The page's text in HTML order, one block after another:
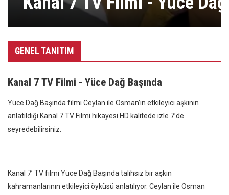
GENEL TANITIM
Kanal 7 TV Filmi - Yüce Dağ Başında
Yüce Dağ Başında filmi Ceylan ile Osman’ın etkileyici aşkının
anlatıldığı Kanal 7 TV Filmi hikayesi HD kalitede izle 7’de
seyredebilirsiniz.
Kanal 7’ TV filmi Yüce Dağ Başında talihsiz bir aşkın
kahramanlarının etkileyici öyküsü anlatılıyor. Ceylan ile Osman